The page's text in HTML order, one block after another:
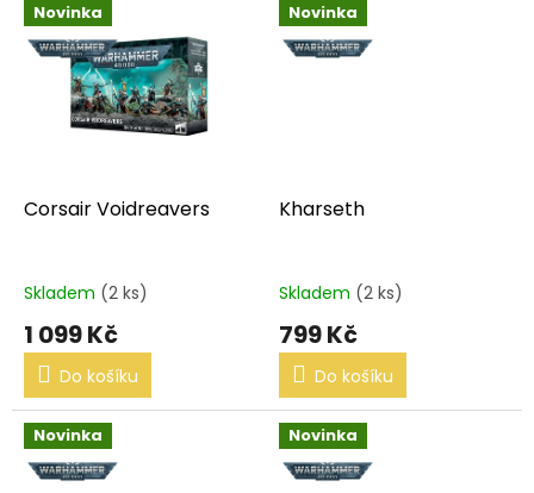
Novinka
Corsair Voidreavers
Skladem (2 ks)
1 099 Kč
Do košíku
Novinka
Kharseth
Skladem (2 ks)
799 Kč
Do košíku
Novinka Novinka